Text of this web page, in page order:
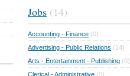
Jobs (14)
Accounting - Finance (0)
Advertising - Public Relations (14)
Arts - Entertainment - Publishing (0)
Clerical - Administrative (0)